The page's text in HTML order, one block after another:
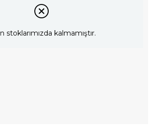
stoklarımızda kalmamıştır.